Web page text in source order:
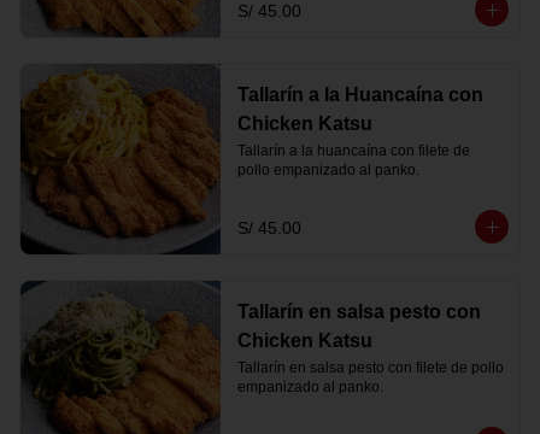
S/ 45.00
Tallarín a la Huancaína con
Chicken Katsu
Tallarín a la huancaína con filete de
pollo empanizado al panko.
S/ 45.00
Tallarín en salsa pesto con
Chicken Katsu
Tallarín en salsa pesto con filete de pollo
empanizado al panko.